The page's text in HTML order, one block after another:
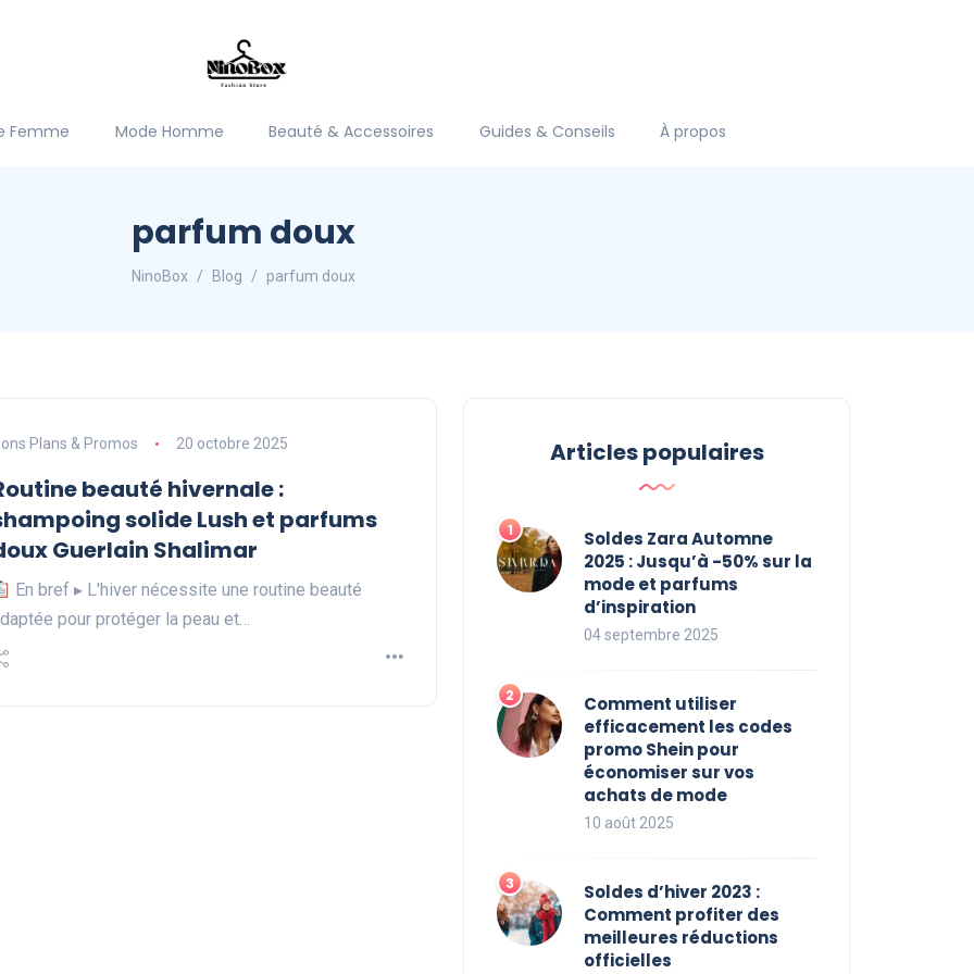
Femme Mode Homme Beauté & Accessoires Guides & Conseils À propos
parfum doux
NinoBox Blog parfum doux
Plans & Promos 20 octobre 2025
beauté hivernale :
solide Lush et parfums
Guerlain Shalimar
En bref ▸ L'hiver nécessite une routine beauté
pour protéger la peau et…
Articles populaires
Soldes Zara Automne
2025 : Jusqu’à -50% sur la
mode et parfums
d’inspiration
04 septembre 2025
Comment utiliser
efficacement les codes
promo Shein pour
économiser sur vos
achats de mode
10 août 2025
Soldes d’hiver 2023 :
Comment profiter des
meilleures réductions
officielles